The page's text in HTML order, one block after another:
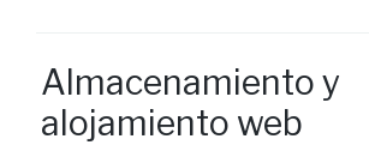
Almacenamiento y
alojamiento web